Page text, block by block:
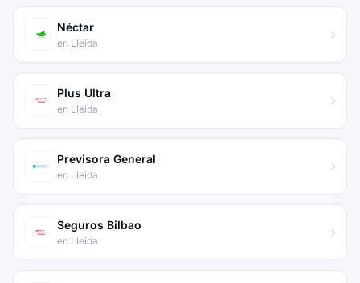
Néctar
en Lleida
Plus Ultra
en Lleida
Previsora General
en Lleida
Seguros Bilbao
en Lleida